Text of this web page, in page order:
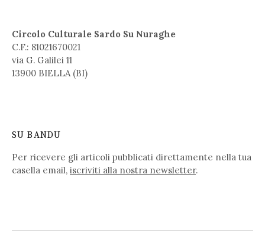
Circolo Culturale Sardo Su Nuraghe
C.F.: 81021670021
via G. Galilei 11
13900 BIELLA (BI)
SU BANDU
Per ricevere gli articoli pubblicati direttamente nella tua
casella email, iscriviti alla nostra newsletter.